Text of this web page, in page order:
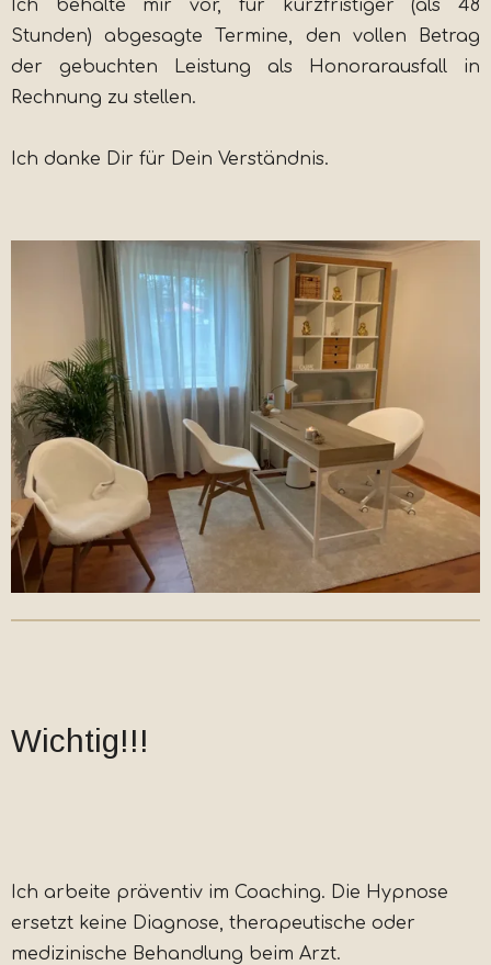
Ich behalte mir vor, für kurzfristiger (als 48
Stunden) abgesagte Termine, den vollen Betrag
der gebuchten Leistung als Honorarausfall in
Rechnung zu stellen.
Ich danke Dir für Dein Verständnis.
Wichtig!!!
Ich arbeite präventiv im Coaching. Die Hypnose
ersetzt keine Diagnose, therapeutische oder
medizinische Behandlung beim Arzt.